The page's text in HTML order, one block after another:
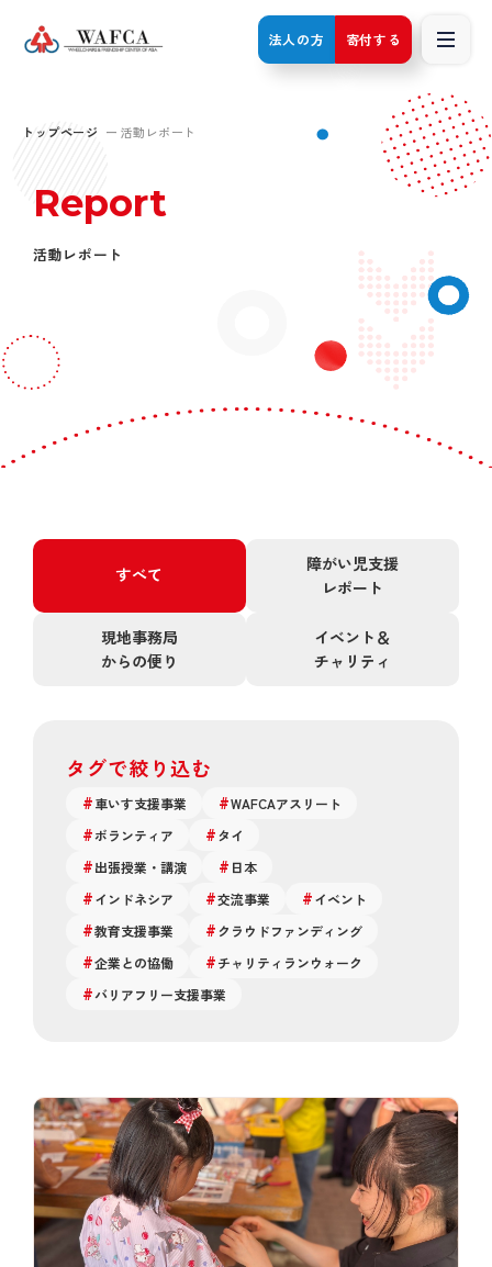
法人の方 寄付する
トップページ 活動レポート
Report
活動レポート
すべて
障がい児支援
レポート
現地事務局
からの便り
イベント＆
チャリティ
タグで絞り込む
車いす支援事業
WAFCAアスリート
ボランティア
タイ
出張授業・講演
日本
インドネシア
交流事業
イベント
教育支援事業
クラウドファンディング
企業との協働
チャリティランウォーク
バリアフリー支援事業